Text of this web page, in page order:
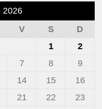
2026
V S
D
1
2
7 8
9
14 15
16
21 22
23